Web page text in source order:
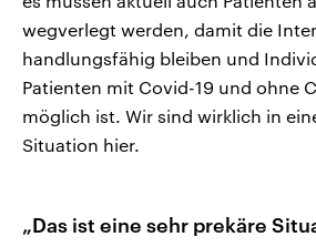
wegverlegt werden, damit die
handlungsfähig bleiben und
Patienten mit Covid-19 und ohne
möglich ist. Wir sind wirklich in
Situation hier.
„Das ist eine sehr prekäre